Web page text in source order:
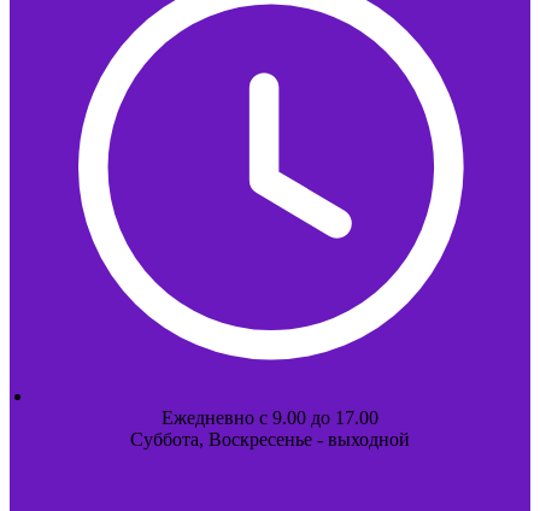
Ежедневно с 9.00 до 17.00
Суббота, Воскресенье - выходной